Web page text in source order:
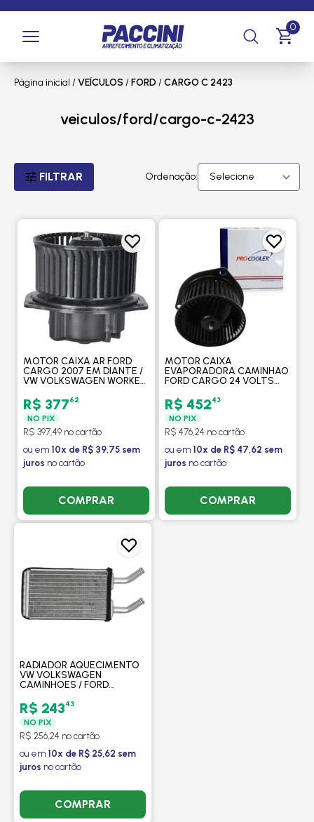
0
Página inicial /VEÍCULOS /FORD /CARGO C 2423
veiculos/ford/cargo-c-2423
FILTRAR Ordenação:
MOTOR CAIXA AR FORD
CARGO 2007 EM DIANTE /
VW VOLKSWAGEN WORKER
R$ 37762
NO PIX
R$ 397,49 no cartão
ou em 10x de R$ 39,75 sem
juros no cartão
COMPRAR
MOTOR CAIXA
EVAPORADORA CAMINHAO
FORD CARGO 24 VOLTS
R$ 45243
NO PIX
R$ 476,24 no cartão
ou em 10x de R$ 47,62 sem
juros no cartão
COMPRAR
RADIADOR AQUECIMENTO
VW VOLKSWAGEN
CAMINHOES / FORD
PROCOOLER
R$ 24343
NO PIX
R$ 256,24 no cartão
ou em 10x de R$ 25,62 sem
juros no cartão
COMPRAR